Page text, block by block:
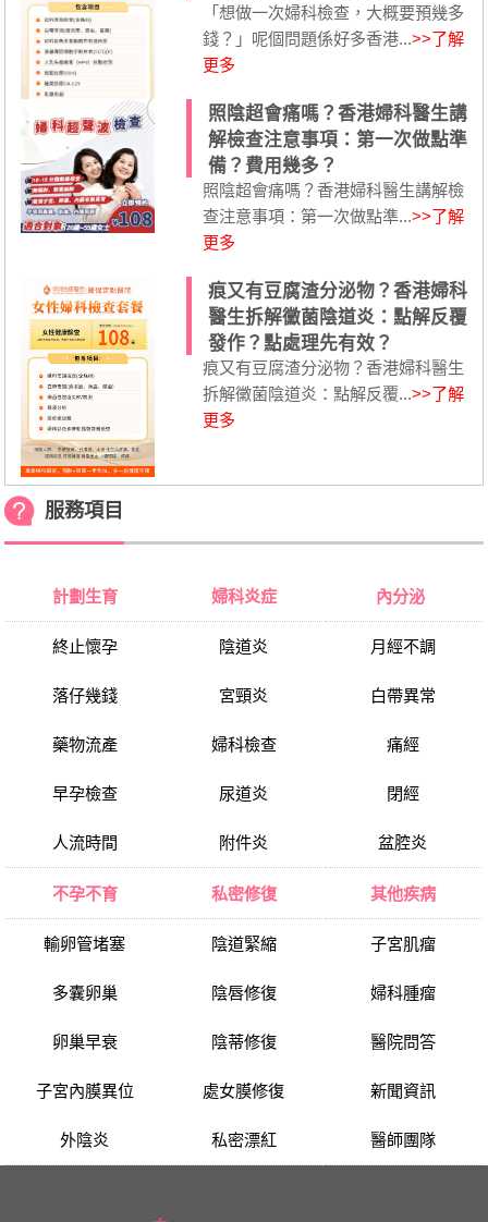
「想做一次婦科檢查，大概要預幾多
錢？」呢個問題係好多香港...>>了解
更多
照陰超會痛嗎？香港婦科醫生講
解檢查注意事項：第一次做點準
備？費用幾多？
照陰超會痛嗎？香港婦科醫生講解檢
查注意事項：第一次做點準...>>了解
更多
痕又有豆腐渣分泌物？香港婦科
醫生拆解黴菌陰道炎：點解反覆
發作？點處理先有效？
痕又有豆腐渣分泌物？香港婦科醫生
拆解黴菌陰道炎：點解反覆...>>了解
更多
服務項目
計劃生育
終止懷孕
落仔幾錢
藥物流產
早孕檢查
人流時間
婦科炎症
陰道炎
宮頸炎
婦科檢查
尿道炎
附件炎
內分泌
月經不調
白帶異常
痛經
閉經
盆腔炎
不孕不育
輸卵管堵塞
多囊卵巢
卵巢早衰
子宮內膜異位
外陰炎
私密修復
陰道緊縮
陰唇修復
陰蒂修復
處女膜修復
私密漂紅
其他疾病
子宮肌瘤
婦科腫瘤
醫院問答
新聞資訊
醫師團隊